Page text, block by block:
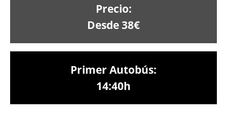
Precio:
Desde 38€
Primer Autobús:
14:40h